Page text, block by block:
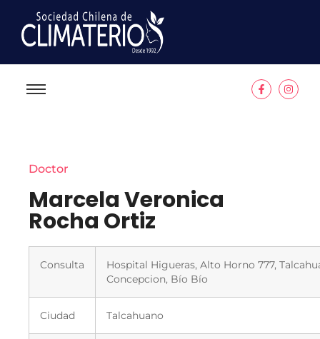
Doctor
Marcela Veronica
Rocha Ortiz
Consulta
Hospital Higueras, Alto Horno 777,
Concepcion, Bío Bío
Ciudad Talcahuano